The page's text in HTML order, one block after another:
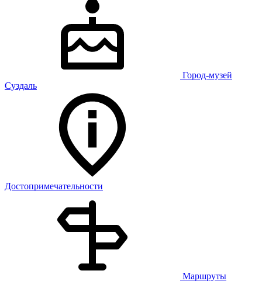
Город-музей
Суздаль
Достопримечательности
Маршруты